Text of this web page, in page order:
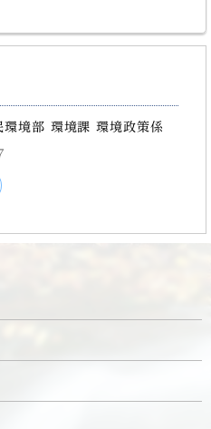
境部 環境課 環境政策係